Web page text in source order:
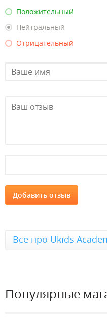
Положительный
Нейтральный
Отрицательный
Все про Ukids
Популярные